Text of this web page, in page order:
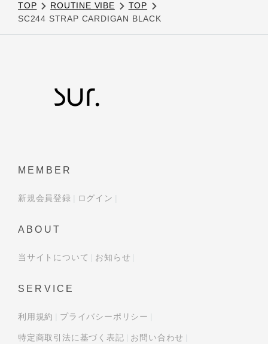
TOP ROUTINE VIBE
TOP
SC244 STRAP CARDIGAN BLACK
MEMBER
新規会員登録 ログイン
ABOUT
当サイトについて お知らせ
SERVICE
利用規約 プライバシーポリシー
特定商取引法に基づく表記 お問い合わせ